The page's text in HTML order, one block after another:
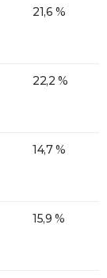
21,6 %
22,2 %
14,7 %
15,9 %